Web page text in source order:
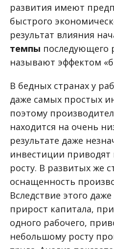
развития имеют
быстрого
результат влияния
темпы последующего
называют эффектом
В бедных странах у
даже самых простых
поэтому
находится на очень
результате даже
инвестиции приводят
росту. В развитых же
оснащенность
Вследствие этого
прирост капитала,
одного рабочего,
небольшому росту